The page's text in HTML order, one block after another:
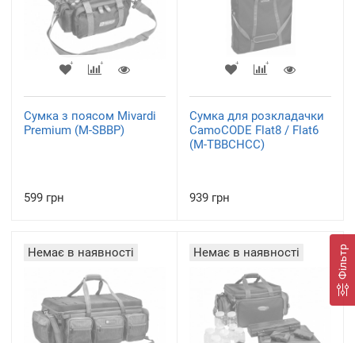
Фільтр
Сумка з поясом Mivardi
Premium (M-SBBP)
599 грн
Сумка для розкладачки
CamoCODE Flat8 / Flat6
(M-TBBCHCC)
939 грн
Немає в наявності Немає в наявності